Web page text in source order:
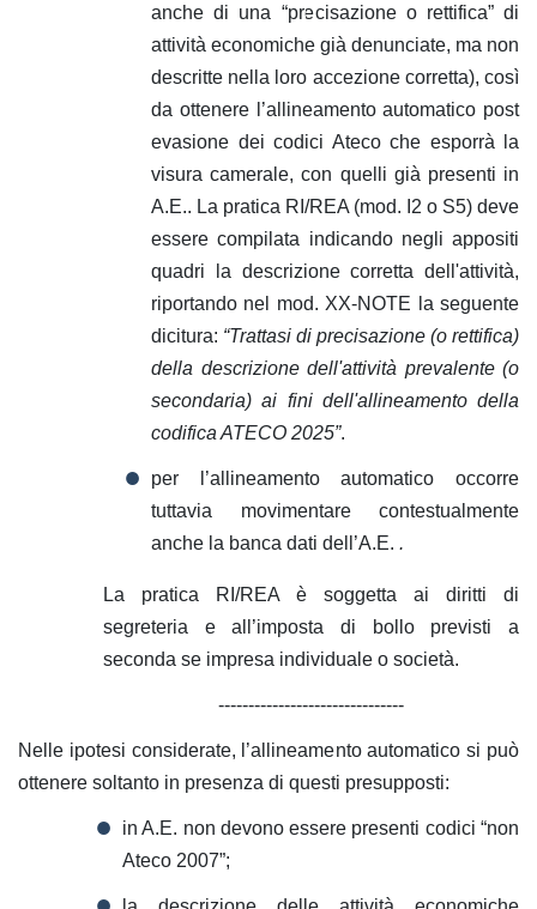
anche di una “precisazione o rettifica” di
attività economiche già denunciate, ma non
descritte nella loro accezione corretta), così
da ottenere l’allineamento automatico post
evasione dei codici Ateco che esporrà la
visura camerale, con quelli già presenti in
A.E.. La pratica RI/REA (mod. I2 o S5) deve
essere compilata indicando negli appositi
quadri la descrizione corretta dell'attività,
riportando nel mod. XX-NOTE la seguente
dicitura: “Trattasi di precisazione (o rettifica)
della descrizione dell'attività prevalente (o
secondaria) ai fini dell'allineamento della
codifica ATECO 2025”.
per l’allineamento automatico occorre
tuttavia movimentare contestualmente
anche la banca dati dell’A.E. .
La pratica RI/REA è soggetta ai diritti di
segreteria e all’imposta di bollo previsti
a
seconda se impresa individuale o società.
-------------------------------
Nelle ipotesi considerate, l’allineamento automatico si può
ottenere soltanto in presenza di questi presupposti:
in A.E. non devono essere presenti codici “non
Ateco 2007”;